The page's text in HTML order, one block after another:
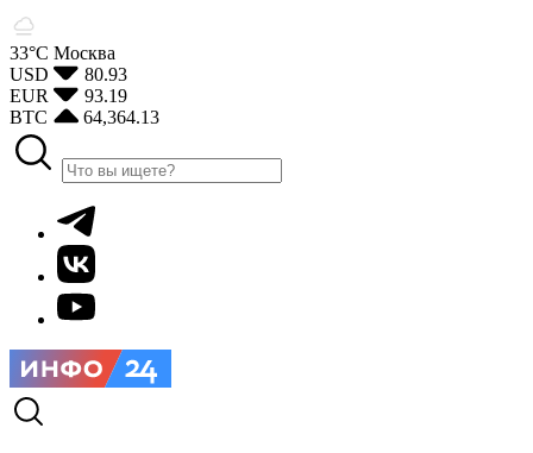
33°С Москва
USD
80.93
EUR
93.19
BTC
64,364.13